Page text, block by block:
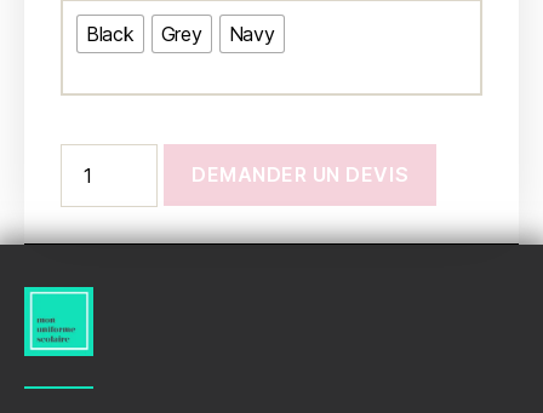
Black Grey Navy
DEMANDER UN DEVIS